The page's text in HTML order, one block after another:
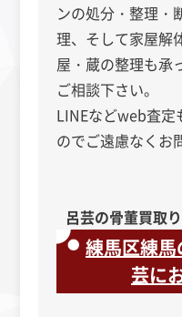
ンの処分・整理・
理、そして家屋解
屋・蔵の整理も承
ご相談下さい。
LINEなどweb査定
のでご遠慮なくお
呂芸の骨董買取
練馬区練
芸に